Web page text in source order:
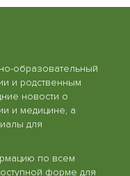
образовательный
и родственным
новости о
и медицине, а
для
по всем
форме для